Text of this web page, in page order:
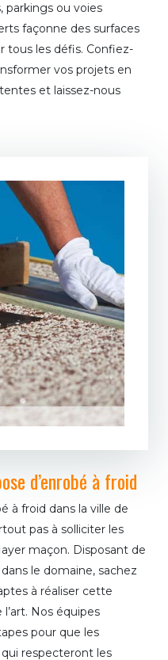
parkings ou voies
façonne des surfaces
tous les défis. Confiez-
vos projets en
et laissez-nous
d’enrobé à froid
à froid dans la ville de
pas à solliciter les
maçon. Disposant de
le domaine, sachez
à réaliser cette
Nos équipes
pour que les
respecteront les